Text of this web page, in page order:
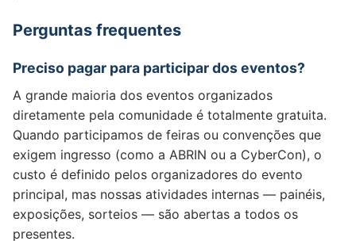
Perguntas frequentes
Preciso pagar para participar dos eventos?
A grande maioria dos eventos organizados
diretamente pela comunidade é totalmente gratuita.
Quando participamos de feiras ou convenções que
exigem ingresso (como a ABRIN ou a CyberCon), o
custo é definido pelos organizadores do evento
principal, mas nossas atividades internas — painéis,
exposições, sorteios — são abertas a todos os
presentes.